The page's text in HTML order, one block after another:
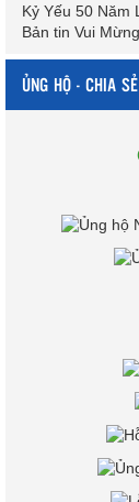
Kỷ Yếu 50 Năm
Bản tin Vui
ỦNG HỘ - CHIA SẺ